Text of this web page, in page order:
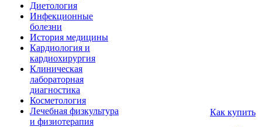
Диетология
Инфекционные
болезни
История медицины
Кардиология и
кардиохирургия
Клиническая
лабораторная
диагностика
Косметология
Лечебная физкультура
и физиотерапия
Как купить